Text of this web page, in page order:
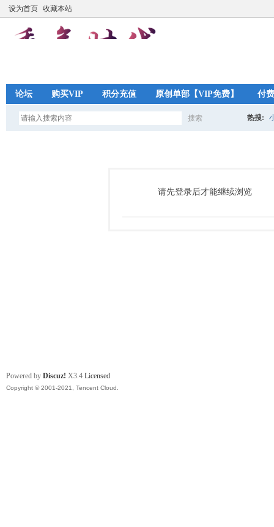
设为首页 收藏本站
论坛 购买VIP 积分充值 原创单部【VIP免费】 付
搜索
索
热搜:
请先登录后才能继续浏览
Powered by Discuz! X3.4 Licensed
Copyright © 2001-2021, Tencent Cloud.